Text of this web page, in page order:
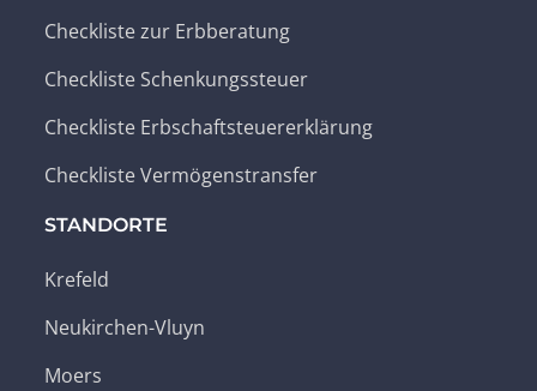
Checkliste zur Erbberatung
Checkliste Schenkungssteuer
Checkliste Erbschaftsteuererklärung
Checkliste Vermögenstransfer
STANDORTE
Krefeld
Neukirchen-Vluyn
Moers